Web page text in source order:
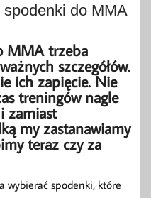
do MMA
MMA trzeba
szczegółów.
ich zapięcie. Nie
treningów nagle
zamiast
my zastanawiamy
teraz czy za
wybierać spodenki, które